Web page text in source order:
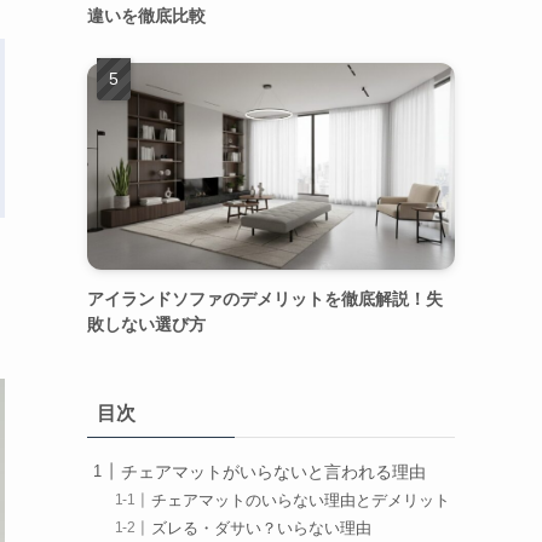
違いを徹底比較
アイランドソファのデメリットを徹底解説！失
敗しない選び方
目次
チェアマットがいらないと言われる理由
チェアマットのいらない理由とデメリット
ズレる・ダサい？いらない理由